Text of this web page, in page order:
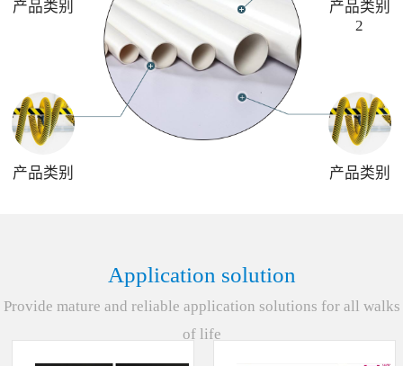
产品类别
产品类别
2
产品类别
产品类别
Application solution
Provide mature and reliable application solutions for all walks
of life